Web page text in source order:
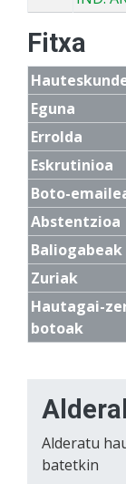
Fitxa
Eguna
Errolda
Eskrutinioa
Boto-
Abstentzioa
Baliogabeak
Zuriak
Hautagai-
botoak
Alderatu
batetkin